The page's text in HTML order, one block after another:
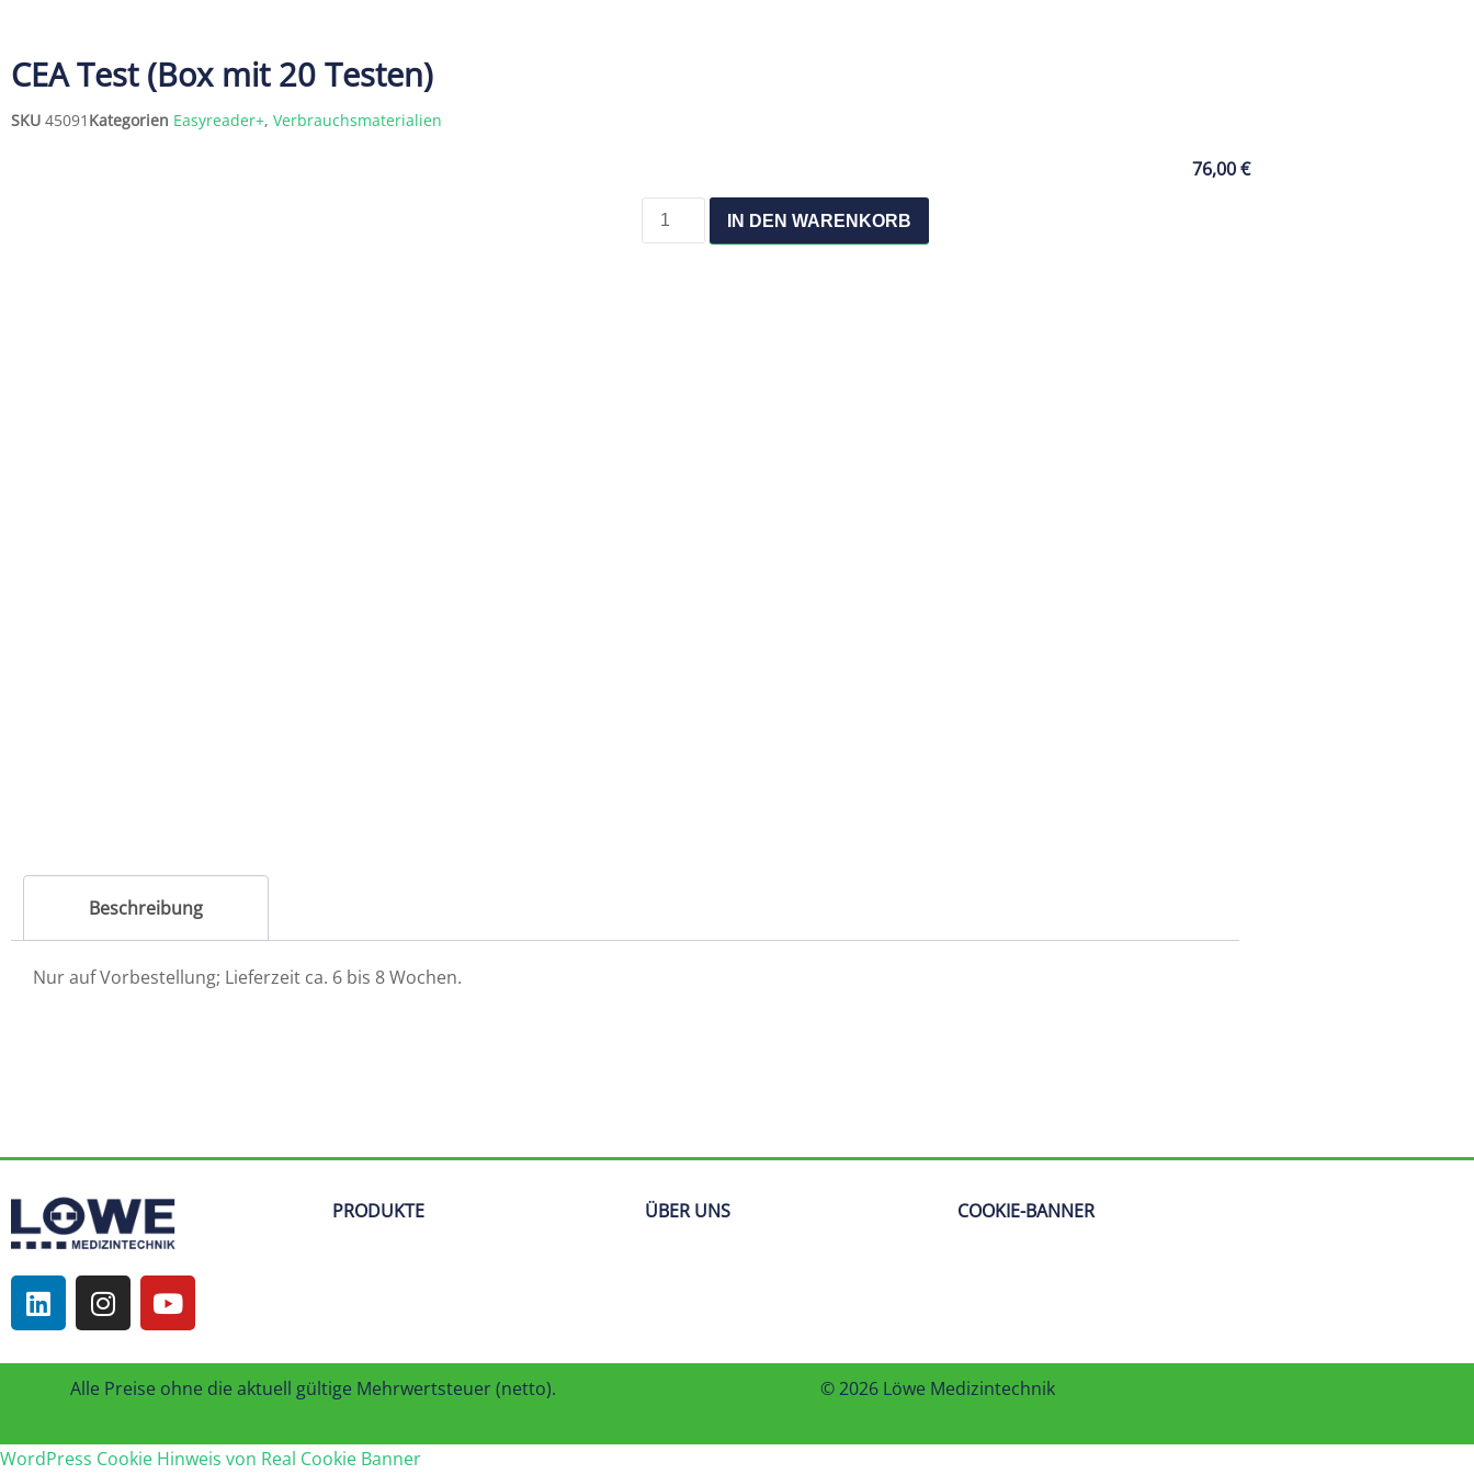
Selbsttests | Blutanalysegeräte | Funduskamera
| Kochendichtemessung |
CEA Test (Box mit 20 Testen)
SKU 45091 Kategorien Easyreader+, Verbrauchsmaterialien
76,00€
IN DEN WARENKORB
Beschreibung
Nur auf Vorbestellung; Lieferzeit ca. 6 bis 8 Wochen.
PRODUKTE ÜBER UNS COOKIE-BANNER
Alle Preise ohne die aktuell gültige Mehrwertsteuer (netto). © 2026 Löwe Medizintechnik
WordPress Cookie Hinweis von Real Cookie Banner